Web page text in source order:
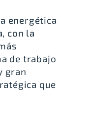
energética
con la
de trabajo
gran
que